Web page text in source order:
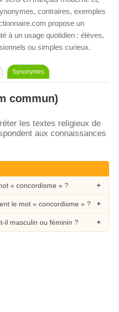
contraires, exemples
propose un
à un usage quotidien : élèves,
ou simples curieux.
Synonymes
commun)
les textes religieux de
aux connaissances
« concordisme » ?
le mot « concordisme » ?
il masculin ou féminin ?